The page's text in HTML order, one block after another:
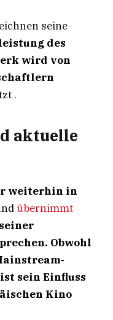
seine
des
wird von
.
aktuelle
weiterhin in
übernimmt
Obwohl
sein Einfluss
Kino